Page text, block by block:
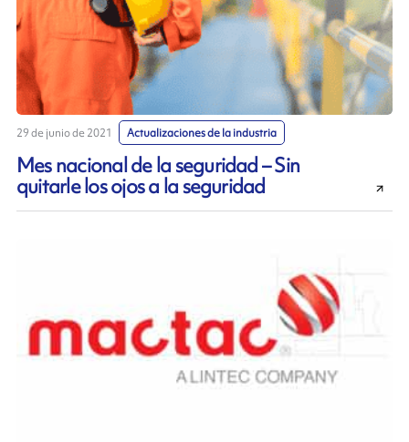
29 de junio de 2021 Actualizaciones de la industria
Mes nacional de la seguridad – Sin
quitarle los ojos a la seguridad